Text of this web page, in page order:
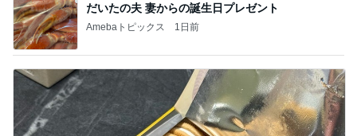
だいたの夫 妻からの誕生日プレゼント
Amebaトピックス 1日前